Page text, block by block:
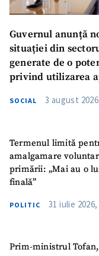
Guvernul anunță
situației din
generate de o
privind utilizarea
SOCIAL 3 august
Termenul limită
amalgamare
primării: „Mai au o
finală”
POLITIC 31 iulie 2026,
Prim-ministrul